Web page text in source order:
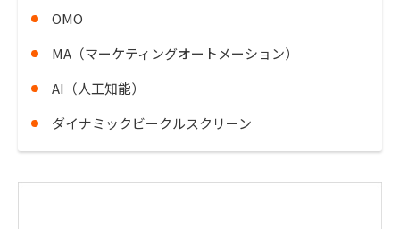
OMO
MA（マーケティングオートメーション）
AI（人工知能）
ダイナミックビークルスクリーン